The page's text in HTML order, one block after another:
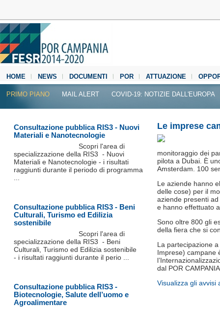
HOME NEWS DOCUMENTI POR ATTUAZIONE
MEDIA CENTER
PRIMO PIANO MAIL ALERT COVID-19: NOTIZIE DALL'EUROPA
Le imprese
monitoraggio dei
pilota a Dubai. È
Amsterdam. 100
Le aziende hanno
delle cose) per il
aziende presenti
e hanno effettuato
Sono oltre 800 gli
della fiera che si
La partecipazione
Imprese) campane
dal POR
Visualizza gli avvisi
Consultazione pubblica RIS3 - Nuovi
Materiali e Nanotecnologie
Scopri l'area di
specializzazione della RIS3 - Nuovi
Materiali e Nanotecnologie - i risultati
raggiunti durante il periodo di programma
Consultazione pubblica RIS3 - Beni
Culturali, Turismo ed Edilizia
sostenibile
Scopri l'area di
specializzazione della RIS3 - Beni
Culturali, Turismo ed Edilizia sostenibile
- i risultati raggiunti durante il perio ...
Consultazione pubblica RIS3 -
Biotecnologie, Salute dell’uomo e
Agroalimentare